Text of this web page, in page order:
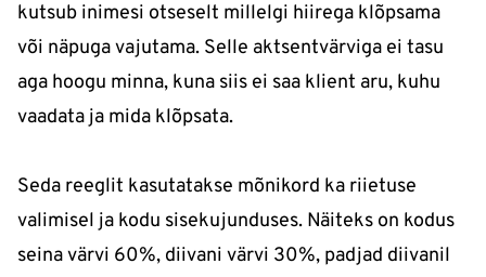
kutsub inimesi otseselt millelgi hiirega klõpsama
või näpuga vajutama. Selle aktsentvärviga ei tasu
aga hoogu minna, kuna siis ei saa klient aru, kuhu
vaadata ja mida klõpsata.
Seda reeglit kasutatakse mõnikord ka riietuse
valimisel ja kodu sisekujunduses. Näiteks on kodus
seina värvi 60%, diivani värvi 30%, padjad diivanil